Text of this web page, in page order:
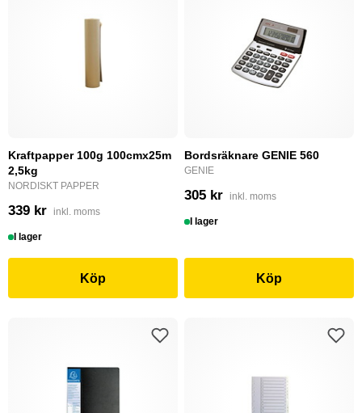
Kraftpapper 100g 100cmx25m
2,5kg
NORDISKT PAPPER
339 kr inkl. moms
I lager
Köp
Bordsräknare GENIE 560
GENIE
305 kr inkl. moms
I lager
Köp